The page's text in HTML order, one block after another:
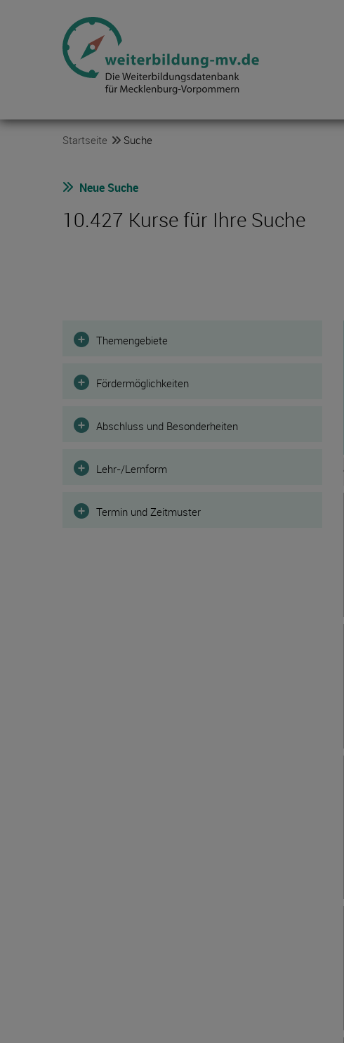
Startseite Suche
Neue Suche
10.427 Kurse für Ihre Suche
Filter
Themengebiete
Fördermöglichkeiten
Abschluss und Besonderheiten
Lehr-/Lernform
Termin und Zeitmuster